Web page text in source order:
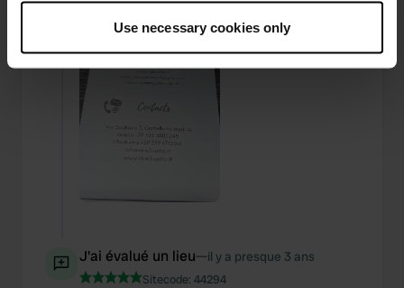
Collect information about your geographical location
which can be accurate to within several meters
Identify your device by actively scanning it for
specific characteristics (fingerprinting)
Find out more about how your personal data is processed
and set your preferences in the
our social media, advertising and analytics partners who
may combine it with other information that you’ve
Use necessary cookies only
J'ai évalué un lieu—il y a presque 3 ans
Sitecode: 44294